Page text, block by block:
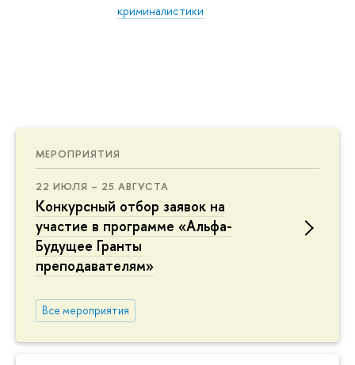
МЕРОПРИЯТИЯ
22 ИЮЛЯ – 25 АВГУСТА
Конкурсный отбор заявок на
участие в программе «Альфа-
Будущее Гранты
преподавателям»
Все мероприятия
криминалистики